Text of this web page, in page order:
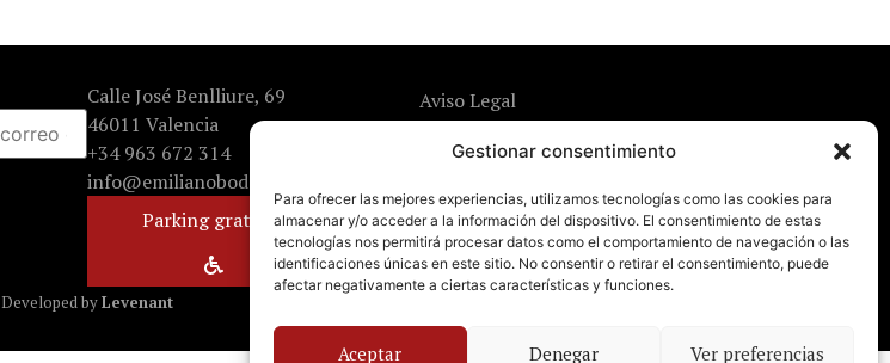
Gestionar consentimiento
Para ofrecer las mejores experiencias, utilizamos tecnologías como las cookies para
almacenar y/o acceder a la información del dispositivo. El consentimiento de estas
tecnologías nos permitirá procesar datos como el comportamiento de navegación o las
identificaciones únicas en este sitio. No consentir o retirar el consentimiento, puede
afectar negativamente a ciertas características y funciones.
Aceptar Denegar Ver preferencias
Calle José Benlliure, 69
46011 Valencia
+34 963 672 314
info@emilianobodega.com
Parking gratuito
Aviso Legal
Política de Privacidad
Developed byLevenant